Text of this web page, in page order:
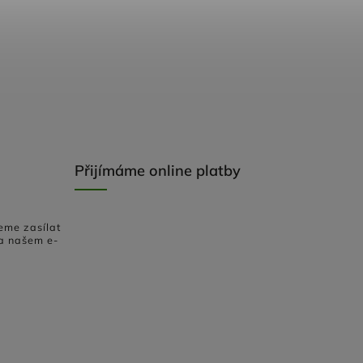
zasílat
našem e-
Přijímáme online platby